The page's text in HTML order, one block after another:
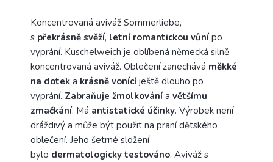
Koncentrovaná aviváž Sommerliebe,
s překrásně svěží, letní romantickou vůní po
vyprání. Kuschelweich je oblíbená německá silně
koncentrovaná aviváž. Oblečení zanechává měkké
na dotek a krásně vonící ještě dlouho po
vyprání. Zabraňuje žmolkování a většímu
zmačkání. Má antistatické účinky. Výrobek není
dráždivý a může být použit na praní dětského
oblečení. Jeho šetrné složení
bylo dermatologicky testováno. Aviváž s